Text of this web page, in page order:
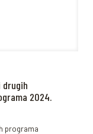
drugih
2024.
programa